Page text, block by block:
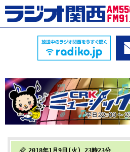
2018年1月9日(火) 23時23分